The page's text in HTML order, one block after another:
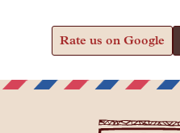
Rate us on Google